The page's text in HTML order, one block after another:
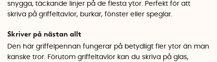
snygga, täckande linjer på de flesta ytor. Perfekt för att
skriva på griffeltavlor, burkar, fönster eller speglar.
Skriver på nästan allt
Den här griffelpennan fungerar på betydligt fler ytor än man
kanske tror. Förutom griffeltavlor kan du skriva på glas,